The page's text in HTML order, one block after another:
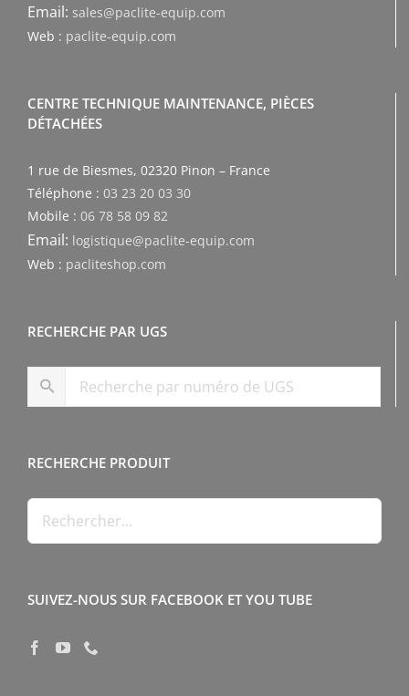
Email: sales@paclite-equip.com
Web : paclite-equip.com
CENTRE TECHNIQUE MAINTENANCE, PIÈCES
DÉTACHÉES
1 rue de Biesmes, 02320 Pinon – France
Téléphone : 03 23 20 03 30
Mobile : 06 78 58 09 82
Email: logistique@paclite-equip.com
Web : pacliteshop.com
RECHERCHE PAR UGS
RECHERCHE PRODUIT
SUIVEZ-NOUS SUR FACEBOOK ET YOU TUBE